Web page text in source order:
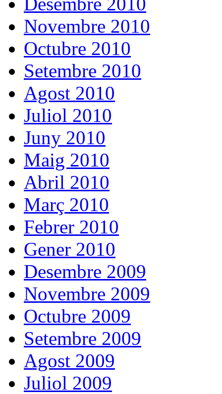
Novembre 2010
Octubre 2010
Setembre 2010
Agost 2010
Juliol 2010
Juny 2010
Maig 2010
Abril 2010
Març 2010
Febrer 2010
Gener 2010
Desembre 2009
Novembre 2009
Octubre 2009
Setembre 2009
Agost 2009
Juliol 2009